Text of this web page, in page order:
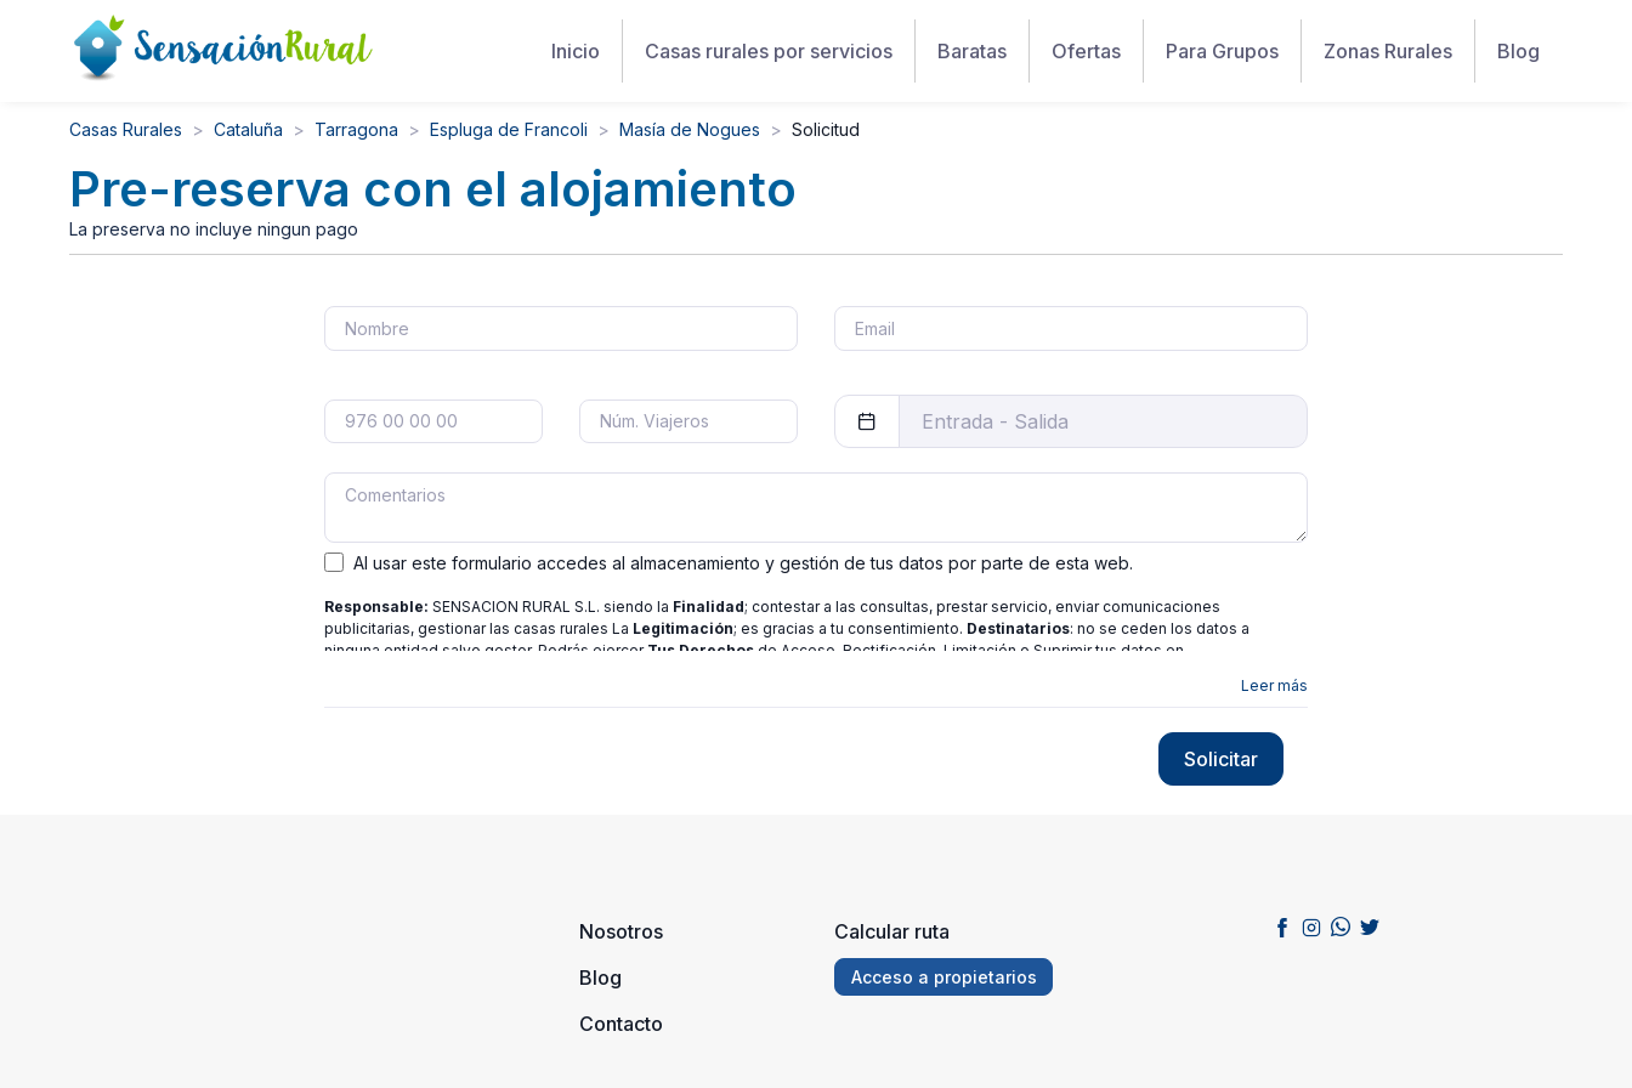
Inicio Casas rurales por servicios Baratas Ofertas Para Grupos Zonas Rurales Blog
Casas Rurales Cataluña Tarragona Espluga de Francoli Masía de Nogues Solicitud
Pre-reserva con el alojamiento
La preserva no incluye ningun pago
Al usar este formulario accedes al almacenamiento y gestión de tus datos por parte de esta web.
Responsable: SENSACION RURAL S.L. siendo la Finalidad; contestar a las consultas, prestar servicio, enviar comunicaciones
publicitarias, gestionar las casas rurales La Legitimación; es gracias a tu consentimiento. Destinatarios: no se ceden los datos a
ninguna entidad salvo gestor. Podrás ejercer Tus Derechos de Acceso, Rectificación, Limitación o Suprimir tus datos en
Leer más
Solicitar
Nosotros
Blog
Contacto
Calcular ruta
Acceso a propietarios